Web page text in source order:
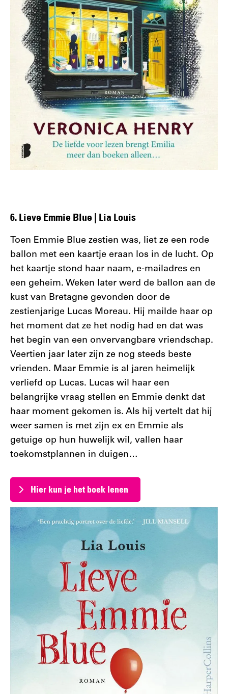
6. Lieve Emmie Blue | Lia Louis
Toen Emmie Blue zestien was, liet ze een rode
ballon met een kaartje eraan los in de lucht. Op
het kaartje stond haar naam, e-mailadres en
een geheim. Weken later werd de ballon aan de
kust van Bretagne gevonden door de
zestienjarige Lucas Moreau. Hij mailde haar op
het moment dat ze het nodig had en dat was
het begin van een onvervangbare vriendschap.
Veertien jaar later zijn ze nog steeds beste
vrienden. Maar Emmie is al jaren heimelijk
verliefd op Lucas. Lucas wil haar een
belangrijke vraag stellen en Emmie denkt dat
haar moment gekomen is. Als hij vertelt dat hij
weer samen is met zijn ex en Emmie als
getuige op hun huwelijk wil, vallen haar
toekomstplannen in duigen…
Hier kun je het boek lenen